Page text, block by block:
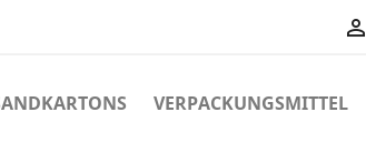

VERPACKUNGSMITTEL